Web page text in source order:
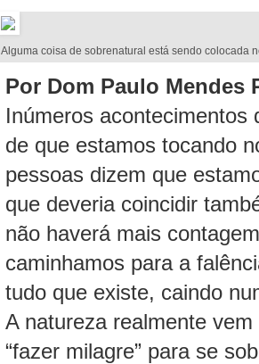
Alguma coisa de sobrenatural está sendo colocada
Por Dom Paulo Mendes
Inúmeros acontecimentos
de que estamos tocando
pessoas dizem que
que deveria coincidir
não haverá mais
caminhamos para a
tudo que existe, caindo
A natureza realmente
“fazer milagre” para se